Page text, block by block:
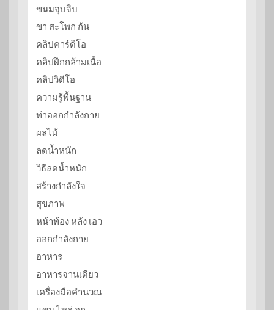
ขนมจุบจิบ
ขา สะโพก ก้น
คลิปคาร์ดิโอ
คลิปฝึกกล้ามเนื้อ
คลิปวิดีโอ
ความรู้พื้นฐาน
ท่าออกกำลังกาย
ผลไม้
ลดน้ำหนัก
วิธีลดน้ำหนัก
สร้างกำลังใจ
สุขภาพ
หน้าท้อง หลัง เอว
ออกกำลังกาย
อาหาร
อาหารจานเดียว
เครื่องมือคำนวณ